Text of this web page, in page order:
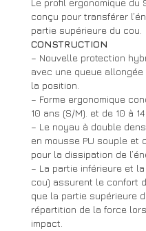
Le profil ergonomique du
conçu pour transférer
partie supérieure du cou.
CONSTRUCTION
– Nouvelle protection
avec une queue
la position.
– Forme ergonomique
10 ans (S/M). et de 10 à
– Le noyau à double
en mousse PU souple et
pour la dissipation de
– La partie inférieure et
cou) assurent le confort
que la partie supérieure
répartition de la force
impact.